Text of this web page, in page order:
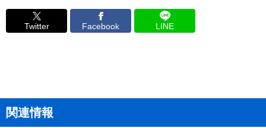
Twitter Facebook LINE
関連情報